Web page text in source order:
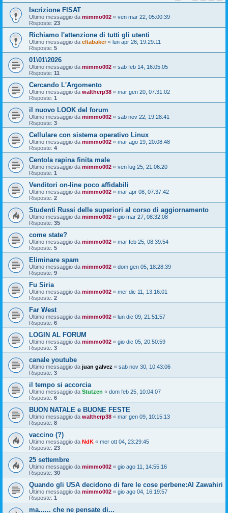
Iscrizione FISAT
Ultimo messaggio da mimmo002 « ven mar 22, 05:00:39
Risposte: 23
Richiamo l'attenzione di tutti gli utenti
Ultimo messaggio da eltabaker« lun apr 26, 19:29:11
Risposte: 5
01\01\2026
Ultimo messaggio da mimmo002 « sab feb 14, 16:05:05
Risposte: 11
Cercando L'Argomento
Ultimo messaggio da waltherp38 « mar gen 20, 07:31:02
Risposte: 1
il nuovo LOOK del forum
Ultimo messaggio da mimmo002 « sab nov 22, 19:28:41
Risposte: 3
Cellulare con sistema operativo Linux
Ultimo messaggio da mimmo002 « mar ago 19, 20:08:48
Risposte: 4
Centola rapina finita male
Ultimo messaggio da mimmo002 « ven lug 25, 21:06:20
Risposte: 1
Venditori on-line poco affidabili
Ultimo messaggio da mimmo002 « mar apr 08, 07:37:42
Risposte: 2
Studenti Russi delle superiori al corso di aggiornamento
Ultimo messaggio da mimmo002 « gio mar 27, 08:32:08
Risposte: 35
come state?
Ultimo messaggio da mimmo002 « mar feb 25, 08:39:54
Risposte: 5
Eliminare spam
Ultimo messaggio da mimmo002 « dom gen 05, 18:28:39
Risposte: 9
Fu Siria
Ultimo messaggio da mimmo002 « mer dic 11, 13:16:01
Risposte: 2
Far West
Ultimo messaggio da mimmo002 « lun dic 09, 21:51:57
Risposte: 6
LOGIN AL FORUM
Ultimo messaggio da mimmo002 « gio dic 05, 20:50:59
Risposte: 3
canale youtube
Ultimo messaggio da juan galvez « sab nov 30, 10:43:06
Risposte: 3
il tempo si accorcia
Ultimo messaggio da Stutzen « dom feb 25, 10:04:07
Risposte: 6
BUON NATALE e BUONE FESTE
Ultimo messaggio da waltherp38 « mar gen 09, 10:15:13
Risposte: 8
vaccino (?)
Ultimo messaggio da NdK « mer ott 04, 23:29:45
Risposte: 23
25 settembre
Ultimo messaggio da mimmo002 « gio ago 11, 14:55:16
Risposte: 30
Quando gli USA decidono di fare le cose perbene:Al Zawahiri
Ultimo messaggio da mimmo002 « gio ago 04, 16:19:57
Risposte: 1
ma...... che ne pensate di...